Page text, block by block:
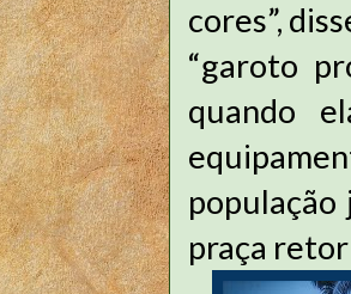
cores”,
“garoto
quando
população
praça